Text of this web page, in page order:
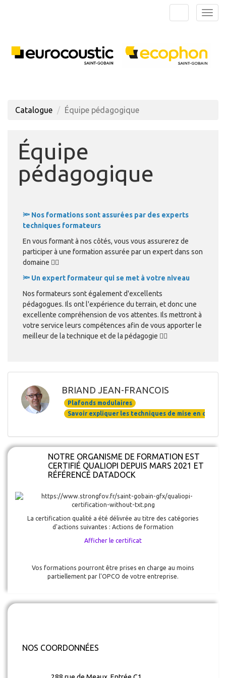
Rechercher
Catalogue Équipe pédagogique
Équipe
pédagogique
🔦 Nos formations sont assurées par des experts
techniques formateurs
En vous formant à nos côtés, vous vous assurerez de
participer à une formation assurée par un expert dans son
domaine 👍🏻
🔦 Un expert formateur qui se met à votre niveau
Nos formateurs sont également d'excellents
pédagogues. Ils ont l'expérience du terrain, et donc une
excellente compréhension de vos attentes. Ils mettront à
votre service leurs compétences afin de vous apporter le
meilleur de la technique et de la pédagogie 👍🏻
BRIAND JEAN-FRANCOIS
Plafonds modulaires
Savoir expliquer les techniques de mise en
NOTRE ORGANISME DE FORMATION EST
CERTIFIÉ QUALIOPI DEPUIS MARS 2021 ET
RÉFÉRENCÉ DATADOCK
La certification qualité a été délivrée au titre des catégories
d'actions suivantes : Actions de formation
Afficher le certificat
Vos formations pourront être prises en charge au moins
partiellement par l'OPCO de votre entreprise.
NOS COORDONNÉES